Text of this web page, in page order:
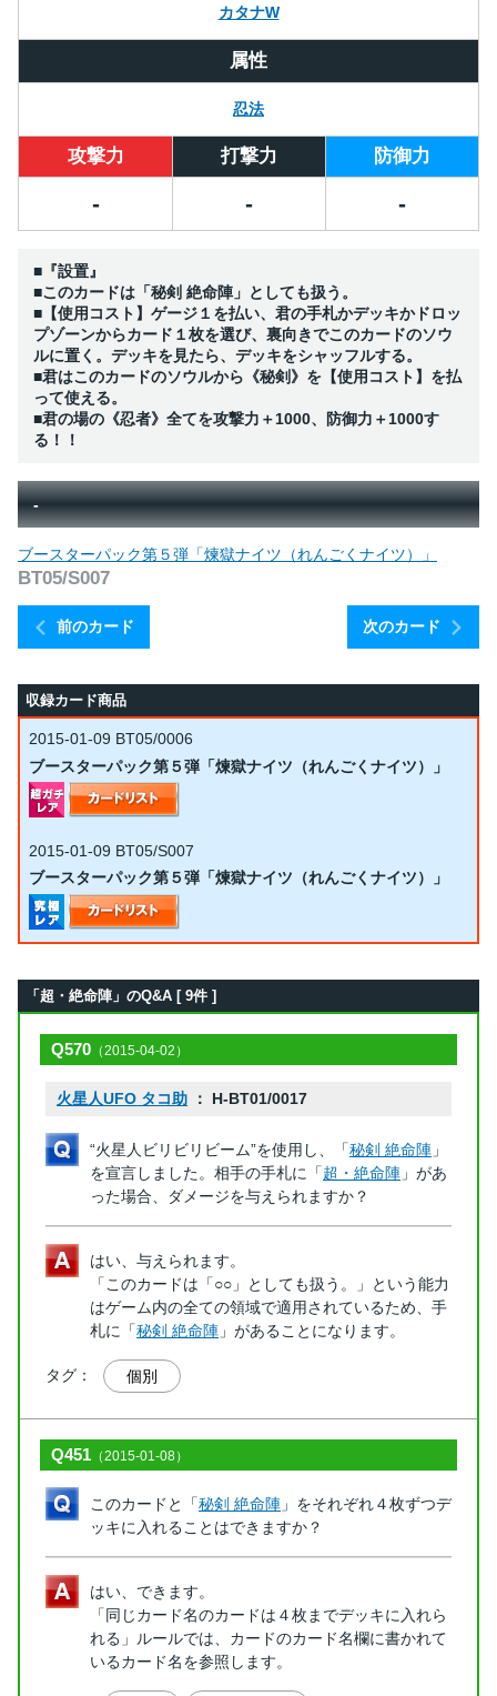
カタナW
属性
忍法
攻撃力 打撃力 防御力
- - -
■『設置』
■このカードは「秘剣 絶命陣」としても扱う。
■【使用コスト】ゲージ１を払い、君の手札かデッキかドロッ
プゾーンからカード１枚を選び、裏向きでこのカードのソウ
ルに置く。デッキを見たら、デッキをシャッフルする。
■君はこのカードのソウルから《秘剣》を【使用コスト】を払
って使える。
■君の場の《忍者》全てを攻撃力＋1000、防御力＋1000す
る！！
-
前のカード
ブースターパック第５弾「煉獄ナイツ（れんごくナイツ）」
BT05/S007
次のカード
収録カード商品
2015-01-09 BT05/0006
ブースターパック第５弾「煉獄ナイツ（れんごくナイツ）」
2015-01-09 BT05/S007
ブースターパック第５弾「煉獄ナイツ（れんごくナイツ）」
「超・絶命陣」のQ&A [ 9件 ]
Q570 （2015-04-02）
火星人UFO タコ助 ： H-BT01/0017
“火星人ビリビリビーム”を使用し、「秘剣 絶命陣 」
を宣言しました。相手の手札に「超・絶命陣 」があ
った場合、ダメージを与えられますか？
はい、与えられます。
「このカードは「○○」としても扱う。」という能力
はゲーム内の全ての領域で適用されているため、手
札に「秘剣 絶命陣 」があることになります。
タグ： 個別
Q451 （2015-01-08）
このカードと「秘剣 絶命陣 」をそれぞれ４枚ずつデ
ッキに入れることはできますか？
はい、できます。
「同じカード名のカードは４枚までデッキに入れら
れる」ルールでは、カードのカード名欄に書かれて
いるカード名を参照します。